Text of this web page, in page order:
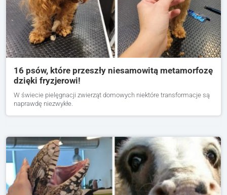
16 psów, które przeszły niesamowitą metamorfozę
dzięki fryzjerowi!
W świecie pielęgnacji zwierząt domowych niektóre transformacje są
naprawdę niezwykłe.